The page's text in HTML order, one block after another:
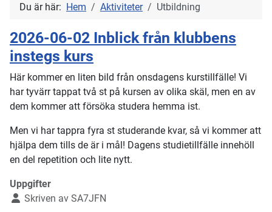
Du är här: Hem Aktiviteter Utbildning
2026-06-02 Inblick från klubbens
instegs kurs
Här kommer en liten bild från onsdagens kurstillfälle! Vi
har tyvärr tappat två st på kursen av olika skäl, men en av
dem kommer att försöka studera hemma ist.
Men vi har tappra fyra st studerande kvar, så vi kommer att
hjälpa dem tills de är i mål! Dagens studietillfälle innehöll
en del repetition och lite nytt.
Uppgifter
Skriven av SA7JFN